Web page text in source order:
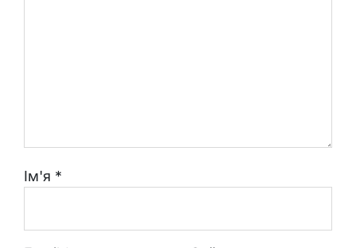
Ім'я *